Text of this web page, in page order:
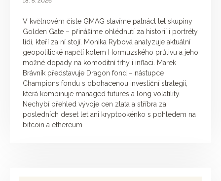
V květnovém čísle GMAG slavíme patnáct let skupiny
Golden Gate – přinášíme ohlédnutí za historií i portréty
lidí, kteří za ní stojí. Monika Rybová analyzuje aktuální
geopolitické napětí kolem Hormuzského průlivu a jeho
možné dopady na komoditní trhy i inflaci. Marek
Brávník představuje Dragon fond – nástupce
Champions fondu s obohacenou investiční strategií,
která kombinuje managed futures a long volatility.
Nechybí přehled vývoje cen zlata a stříbra za
posledních deset let ani kryptookénko s pohledem na
bitcoin a ethereum.